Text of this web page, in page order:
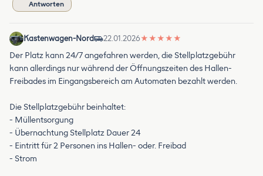
Antworten
Kastenwagen-Nord 22.01.2026★ ★ ★ ★ ★
Der Platz kann 24/7 angefahren werden, die Stellplatzgebühr
kann allerdings nur während der Öffnungszeiten des Hallen-
Freibades im Eingangsbereich am Automaten bezahlt werden.
Die Stellplatzgebühr beinhaltet:
- Müllentsorgung
- Übernachtung Stellplatz Dauer 24
- Eintritt für 2 Personen ins Hallen- oder. Freibad
- Strom